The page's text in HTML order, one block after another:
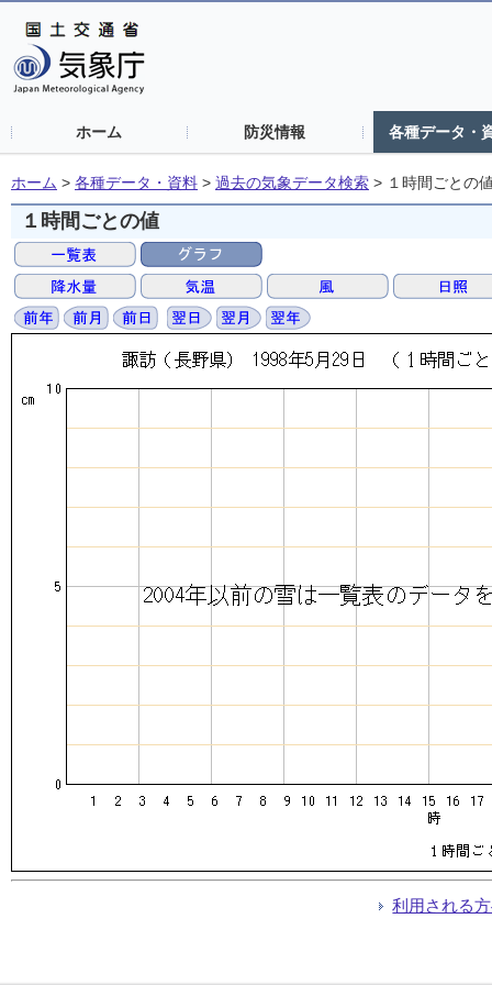
ホーム 防災情報 各種データ・
ホーム > 各種データ・資料 > 過去の気象データ検索 > １時間ごとの
１時間ごとの値
利用される